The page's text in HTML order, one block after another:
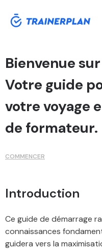
Bienvenue
Votre guide
votre voyage
de formateur.
COMMENCER
Introduction
Ce guide de démarrage
connaissances
guidera vers la